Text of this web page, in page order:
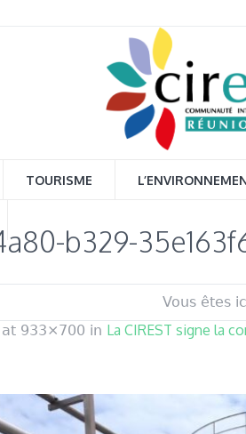
TOURISME
b329-
Vous êtes
at 933×700 in La CIREST signe la